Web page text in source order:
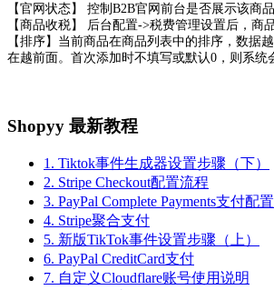
【官网状态】
控制B2B官网前台是否展示该商品
【商品收税】 后台配置->税费管理设置后，商
【排序】当前商品在商品列表中的排序，数据
在越前面。首次添加时不填写或默认0 ，则系
Shopyy 最新教程
1. Tiktok事件生成器设置步骤（下）
2. Stripe Checkout配置流程
3. PayPal Complete Payments支付配置
4. Stripe聚合支付
5. 新版TikTok事件设置步骤（上）
6. PayPal CreditCard支付
7. 自定义Cloudflare账号使用说明